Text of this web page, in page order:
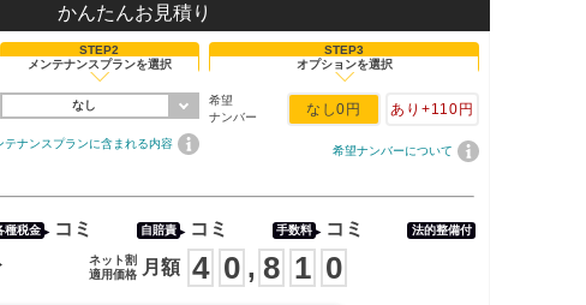
かんたんお見積り
STEP2
メンテナンスプランを選択
なし
テナンスプランに含まれる内容
STEP3
オプションを選択
希望
ナンバー
なし0円 あり +110円
希望ナンバーについて
種税金 コミ 自賠責 コミ 手数料 コミ 法的整備付
ネット割
適用価格
月額 4 0 , 8 1 0